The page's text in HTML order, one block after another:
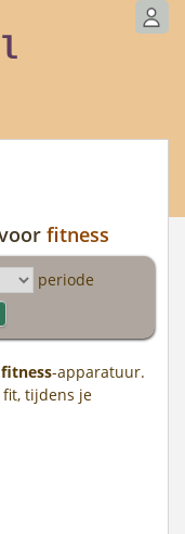
fitness
periode
fitness-apparatuur.
tijdens je